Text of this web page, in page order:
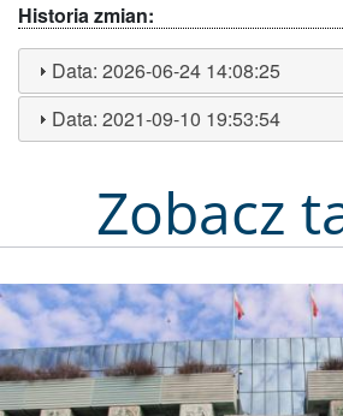
Historia zmian:
Data:2026-06-24 14:08:25
Data:2021-09-10 19:53:54
Zobacz
Obraz